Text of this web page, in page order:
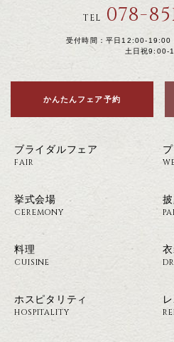
TEL 078-
受付時間：平日12:00-19:00
土日祝9:00-
かんたんフェア予約
ブライダルフェア
FAIR
挙式会場
CEREMONY
料理
CUISINE
ホスピタリティ
HOSPITALITY